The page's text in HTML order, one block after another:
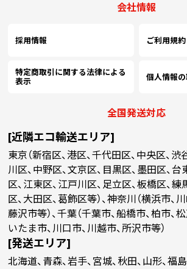
会社情報
採用情報 ご利用規約
特定商取引に関する法律による
表示
個人情報
全国発送対応
[近隣エコ輸送エリア]
東京（新宿区、港区、千代田区、中央区、渋
川区、中野区、文京区、目黒区、墨田区、台
区、江東区、江戸川区、足立区、板橋区、練
区、大田区、葛飾区等）、神奈川（横浜市、
藤沢市等）、千葉（千葉市、船橋市、柏市、
いたま市、川口市、川越市、所沢市等）
[発送エリア]
北海道、青森、岩手、宮城、秋田、山形、福